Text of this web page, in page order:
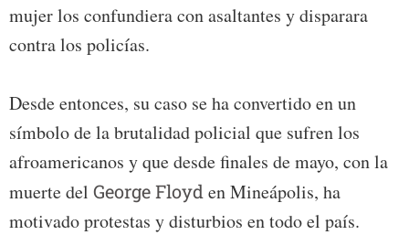
mujer los confundiera con asaltantes y disparara
contra los policías.
Desde entonces, su caso se ha convertido en un
símbolo de la brutalidad policial que sufren los
afroamericanos y que desde finales de mayo, con la
muerte del George Floyd en Mineápolis, ha
motivado protestas y disturbios en todo el país.